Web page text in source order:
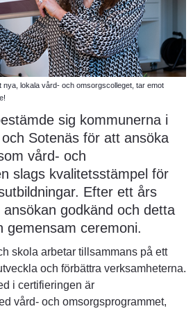
nya, lokala vård- och omsorgscolleget, tar emot
sig kommunerna i
Sotenäs för att ansöka
vård- och
slags kvalitetsstämpel för
Efter ett års
godkänd och detta
gemensam ceremoni.
skola arbetar tillsammans på ett
och förbättra verksamheterna.
i certifieringen är
vård- och omsorgsprogrammet,